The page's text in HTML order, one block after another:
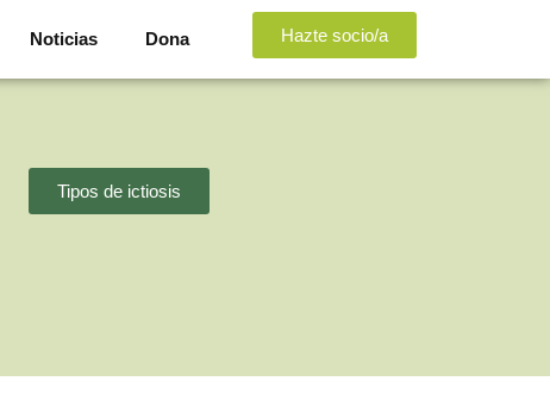
Noticias Dona Hazte socio/a
Tipos de ictiosis